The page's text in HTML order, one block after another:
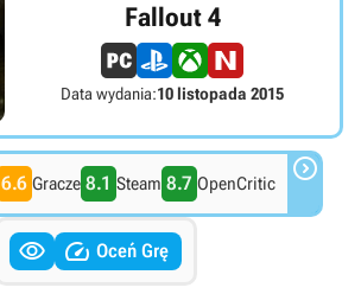
Fallout 4
Data wydania:10 listopada 2015
6.6 Gracze 8.1 Steam 8.7 OpenCritic 
  Oceń Grę